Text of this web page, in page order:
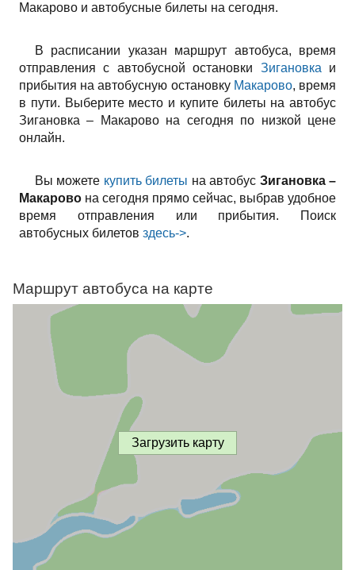
Макарово и автобусные билеты на сегодня.
В расписании указан маршрут автобуса, время
отправления с автобусной остановки Зигановка и
прибытия на автобусную остановку Макарово, время
в пути. Выберите место и купите билеты на автобус
Зигановка – Макарово на сегодня по низкой цене
онлайн.
Вы можете купить билеты на автобус Зигановка –
Макарово на сегодня прямо сейчас, выбрав удобное
время отправления или прибытия. Поиск
автобусных билетов здесь->.
Маршрут автобуса на карте
Загрузить карту